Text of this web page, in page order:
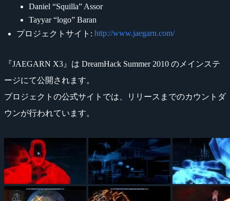
Daniel “Squilla” Assor
Tayyar “logo” Baran
プロジェクトサイト: http://www.jaegarn.com/
『JAEGARN X3』は DreamHack Summer 2010 のメインステ
ージにて公開されます。
プロジェクトの公式サイトでは、リリースまでのカウントダ
ウンが行われています。